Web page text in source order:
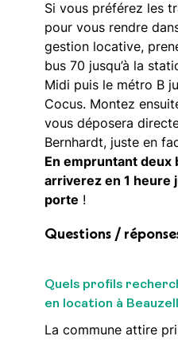
Si vous préférez les
pour vous rendre
gestion locative,
bus 70 jusqu’à la
Midi puis le métro B
Cocus. Montez
vous déposera
Bernhardt, juste en
En empruntant deux
arriverez en 1 heure
porte !
Questions /
Quels profils
en location à
La commune attire